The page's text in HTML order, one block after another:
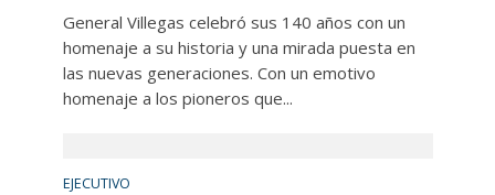
General Villegas celebró sus 140 años con un
homenaje a su historia y una mirada puesta en
las nuevas generaciones. Con un emotivo
homenaje a los pioneros que...
EJECUTIVO